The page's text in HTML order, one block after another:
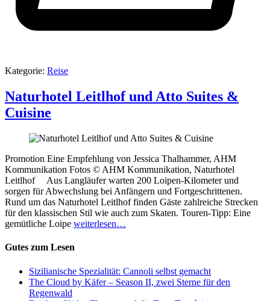
Kategorie: Reise
Naturhotel Leitlhof und Atto Suites &
Cuisine
Promotion Eine Empfehlung von Jessica Thalhammer, AHM
Kommunikation Fotos © AHM Kommunikation, Naturhotel
Leitlhof Aus Langläufer warten 200 Loipen-Kilometer und
sorgen für Abwechslung bei Anfängern und Fortgeschrittenen.
Rund um das Naturhotel Leitlhof finden Gäste zahlreiche Strecken
für den klassischen Stil wie auch zum Skaten. Touren-Tipp: Eine
gemütliche Loipe weiterlesen…
Gutes zum Lesen
Sizilianische Spezialität: Cannoli selbst gemacht
The Cloud by Käfer – Season II, zwei Sterne für den
Regenwald